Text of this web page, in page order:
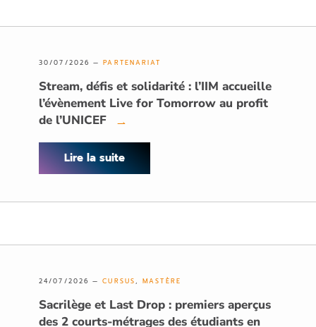
30/07/2026 —PARTENARIAT
Stream, défis et solidarité : l’IIM accueille
l’évènement Live for Tomorrow au profit
de l’UNICEF
→
Lire la suite
24/07/2026 —CURSUS,MASTÈRE
Sacrilège et Last Drop : premiers aperçus
des 2 courts-métrages des étudiants en